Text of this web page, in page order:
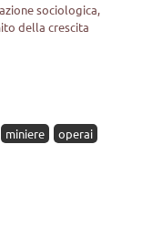
sociologica,
della crescita
miniere
operai